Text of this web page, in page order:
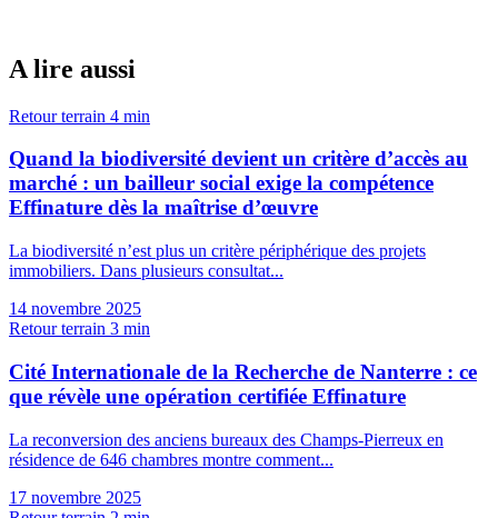
A lire aussi
Retour terrain 4 min
Quand la biodiversité devient un critère d’accès au
marché : un bailleur social exige la compétence
Effinature dès la maîtrise d’œuvre
La biodiversité n’est plus un critère périphérique des projets
immobiliers. Dans plusieurs consultat...
14 novembre 2025
Retour terrain 3 min
Cité Internationale de la Recherche de Nanterre : ce
que révèle une opération certifiée Effinature
La reconversion des anciens bureaux des Champs-Pierreux en
résidence de 646 chambres montre comment...
17 novembre 2025